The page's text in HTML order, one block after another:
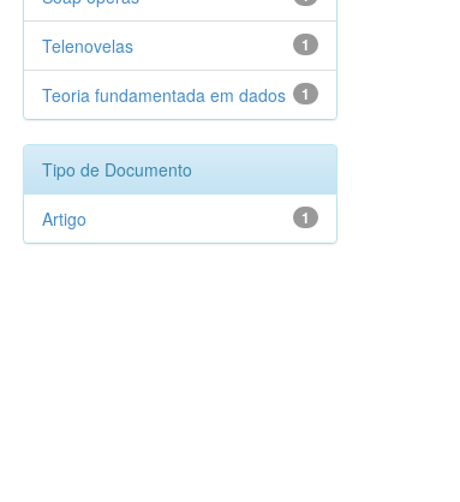
1
Telenovelas
1
Teoria fundamentada em dados
Tipo de Documento
1
Artigo